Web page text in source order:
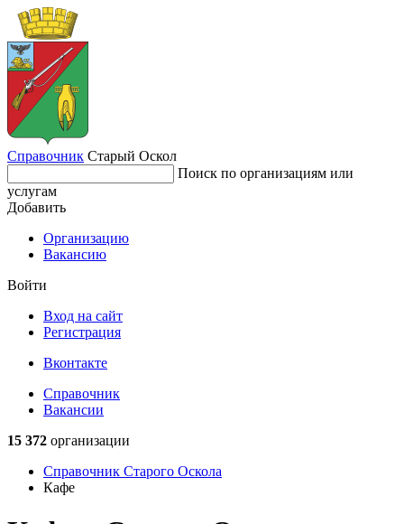
Справочник Старый Оскол
Поиск по организациям или
услугам
Добавить
Организацию
Вакансию
Войти
Вход на сайт
Регистрация
Вконтакте
Справочник
Вакансии
15 372 организации
Справочник Старого Оскола
Кафе